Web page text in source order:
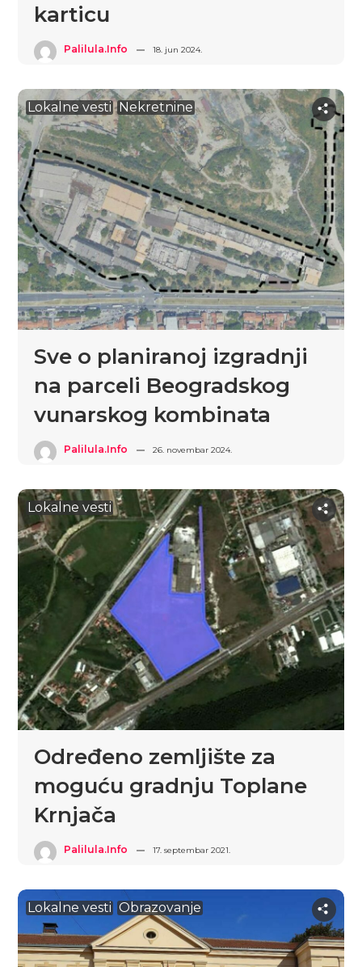
karticu
Palilula.info 18. jun 2024.
Lokalne vesti Nekretnine
Sve o planiranoj izgradnji
na parceli Beogradskog
vunarskog kombinata
Palilula.info 26. novembar 2024.
Lokalne vesti
Određeno zemljište za
moguću gradnju Toplane
Krnjača
Palilula.info 17. septembar 2021.
Lokalne vesti Obrazovanje